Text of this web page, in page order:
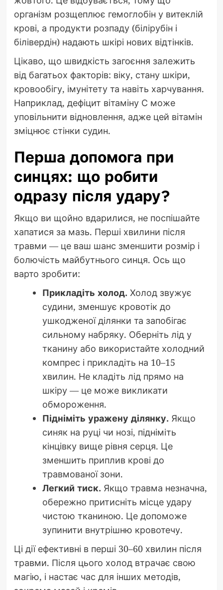
організм розщеплює гемоглобін у витеклій
крові, а продукти розпаду (білірубін і
білівердін) надають шкірі нових відтінків.
Цікаво, що швидкість загоєння залежить
від багатьох факторів: віку, стану шкіри,
кровообігу, імунітету та навіть харчування.
Наприклад, дефіцит вітаміну С може
уповільнити відновлення, адже цей вітамін
зміцнює стінки судин.
Перша допомога при
синцях: що робити
одразу після удару?
Якщо ви щойно вдарилися, не поспішайте
хапатися за мазь. Перші хвилини після
травми — це ваш шанс зменшити розмір і
болючість майбутнього синця. Ось що
варто зробити:
Прикладіть холод. Холод звужує
судини, зменшує кровотік до
ушкодженої ділянки та запобігає
сильному набряку. Оберніть лід у
тканину або використайте холодний
компрес і прикладіть на 10–15
хвилин. Не кладіть лід прямо на
шкіру — це може викликати
обмороження.
Підніміть уражену ділянку. Якщо
синяк на руці чи нозі, підніміть
кінцівку вище рівня серця. Це
зменшить приплив крові до
травмованої зони.
Легкий тиск. Якщо травма незначна,
обережно притисніть місце удару
чистою тканиною. Це допоможе
зупинити внутрішню кровотечу.
Ці дії ефективні в перші 30–60 хвилин після
травми. Після цього холод втрачає свою
магію, і настає час для інших методів,